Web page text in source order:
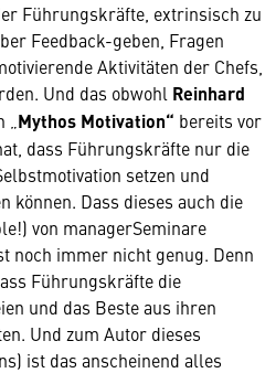
Führungskräfte, extrinsisch zu
Feedback-geben, Fragen
Aktivitäten der Chefs,
Und das obwohl Reinhard
Mythos Motivation“ bereits vor
dass Führungskräfte nur die
setzen und
können. Dass dieses auch die
von managerSeminare
noch immer nicht genug. Denn
Führungskräfte die
und das Beste aus ihren
Und zum Autor dieses
ist das anscheinend alles